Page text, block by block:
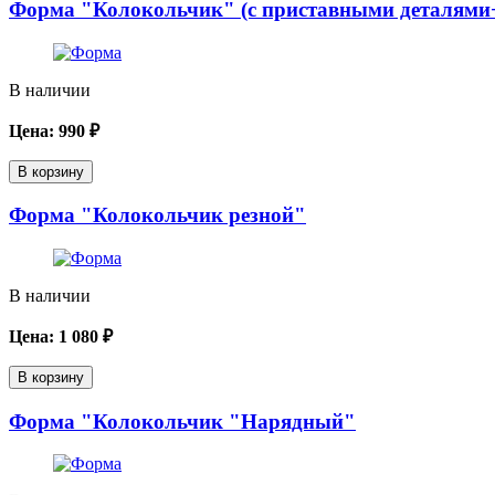
Форма "Колокольчик" (с приставными
В наличии
Цена: 990 ₽
В корзину
Форма "Колокольчик резной"
В наличии
Цена: 1 080 ₽
В корзину
Форма "Колокольчик "Нарядный"